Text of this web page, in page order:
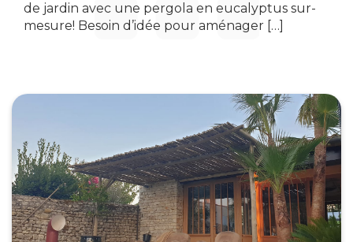
de jardin avec une pergola en eucalyptus sur-
mesure! Besoin d’idée pour aménager […]